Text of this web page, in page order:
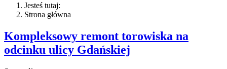
Jesteś tutaj:
Strona główna
Kompleksowy remont torowiska na
odcinku ulicy Gdańskiej